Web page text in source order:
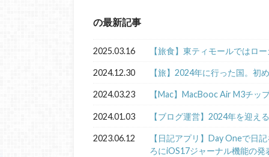
の最新記事
2025.03.16 【旅食】東ティモールではロ
2024.12.30 【旅】2024年に行った国。初
2024.03.23 【Mac】MacBooc Air M3チッ
2024.01.03 【ブログ運営】2024年を迎え
2023.06.12
【日記アプリ】Day Oneで日
ろにiOS17ジャーナル機能の発